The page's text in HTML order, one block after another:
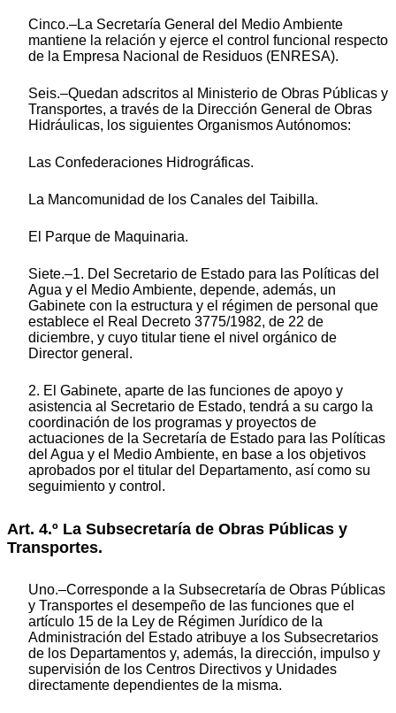
Cinco.–La Secretaría General del Medio Ambiente
mantiene la relación y ejerce el control funcional respecto
de la Empresa Nacional de Residuos (ENRESA).
Seis.–Quedan adscritos al Ministerio de Obras Públicas y
Transportes, a través de la Dirección General de Obras
Hidráulicas, los siguientes Organismos Autónomos:
Las Confederaciones Hidrográficas.
La Mancomunidad de los Canales del Taibilla.
El Parque de Maquinaria.
Siete.–1. Del Secretario de Estado para las Políticas del
Agua y el Medio Ambiente, depende, además, un
Gabinete con la estructura y el régimen de personal que
establece el Real Decreto 3775/1982, de 22 de
diciembre, y cuyo titular tiene el nivel orgánico de
Director general.
2. El Gabinete, aparte de las funciones de apoyo y
asistencia al Secretario de Estado, tendrá a su cargo la
coordinación de los programas y proyectos de
actuaciones de la Secretaría de Estado para las Políticas
del Agua y el Medio Ambiente, en base a los objetivos
aprobados por el titular del Departamento, así como su
seguimiento y control.
Art. 4.º La Subsecretaría de Obras Públicas y
Transportes.
Uno.–Corresponde a la Subsecretaría de Obras Públicas
y Transportes el desempeño de las funciones que el
artículo 15 de la Ley de Régimen Jurídico de la
Administración del Estado atribuye a los Subsecretarios
de los Departamentos y, además, la dirección, impulso y
supervisión de los Centros Directivos y Unidades
directamente dependientes de la misma.